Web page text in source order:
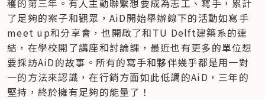
穫的第三年。有人主動聯繫想要成為志工、寫手，累計
了足夠的案子和觀眾，AiD開始舉辦線下的活動如寫手
meet up和分享會，也開啟了和TU Delft建築系的連
結，在學校開了講座和討論課，最近也有更多的單位想
要採訪AiD的故事。所有的寫手和夥伴幾乎都是用一對
一的方法來認識，在行銷方面如此低調的AiD，三年的
堅持，終於擁有足夠的能量了！